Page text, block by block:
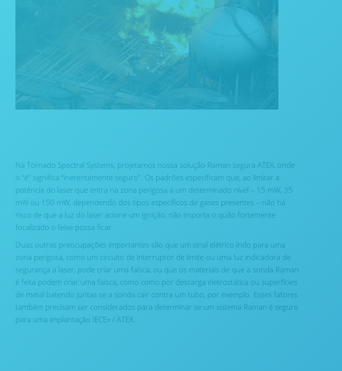
Na Tornado Spectral Systems, projetamos nossa solução Raman segura ATEX, onde
o “é” significa “inerentemente seguro”. Os padrões especificam que, ao limitar a
potência do laser que entra na zona perigosa a um determinado nível – 15 mW, 35
mW ou 150 mW, dependendo dos tipos específicos de gases presentes – não há
risco de que a luz do laser acione um ignição, não importa o quão fortemente
focalizado o feixe possa ficar.
Duas outras preocupações importantes são que um sinal elétrico indo para uma
zona perigosa, como um circuito de interruptor de limite ou uma luz indicadora de
segurança a laser, pode criar uma faísca, ou que os materiais de que a sonda Raman
é feita podem criar uma faísca, como como por descarga eletrostática ou superfícies
de metal batendo juntas se a sonda cair contra um tubo, por exemplo. Esses fatores
também precisam ser considerados para determinar se um sistema Raman é seguro
para uma implantação IECEx / ATEX.